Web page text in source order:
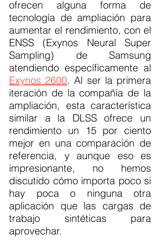
ofrecen alguna forma de
tecnología de ampliación para
aumentar el rendimiento, con el
ENSS (Exynos Neural Super
Sampling) de Samsung
Exynos 2600. Al ser la primera
iteración de la compañía de la
ampliación, esta característica
similar a la DLSS ofrece un
rendimiento un 15 por ciento
mejor en una comparación de
referencia, y aunque eso es
impresionante, no hemos
discutido cómo importa poco si
hay poca o ninguna otra
aplicación que las cargas de
trabajo sintéticas para
aprovechar.